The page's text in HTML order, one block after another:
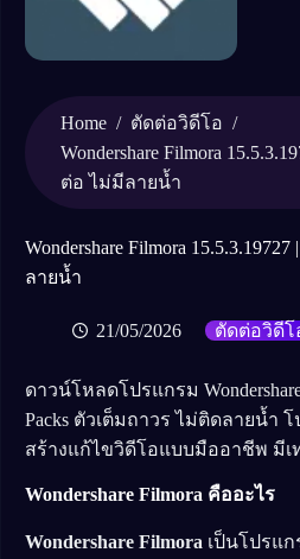
Home / ตัดต่อวิดีโอ /
Wondershare Filmora
ต่อ ไม่มีลายน้ำ
Wondershare Filmora
ลายน้ำ
21/05/2026 ตัดต่อวิดีโ
ดาวน์โหลดโปรแกรม
Packs ตัวเต็มถาวร ไม่ติดลายน้ำ
สร้างแก้ไขวิดีโอแบบมืออาชีพ มี
Wondershare Filmora คืออะไร
Wondershare Filmora เป็นโปรแ